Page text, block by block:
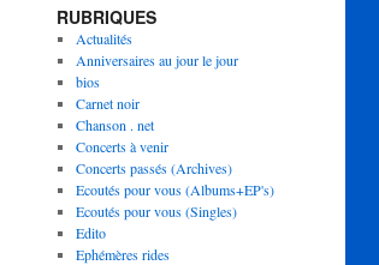
RUBRIQUES
Actualités
Anniversaires au jour le jour
bios
Carnet noir
Chanson . net
Concerts à venir
Concerts passés (Archives)
Ecoutés pour vous (Albums+EP's)
Ecoutés pour vous (Singles)
Edito
Ephémères rides